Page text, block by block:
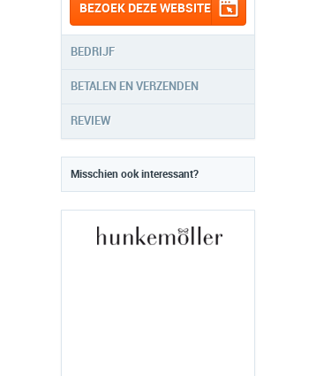
BEZOEK DEZE WEBSITE
BEDRIJF
BETALEN EN VERZENDEN
REVIEW
Misschien ook interessant?